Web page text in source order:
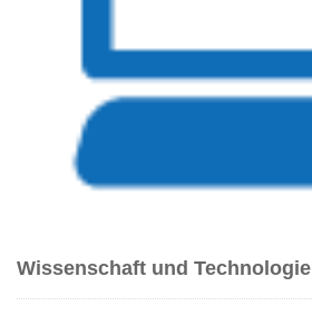
Wissenschaft und Technologie